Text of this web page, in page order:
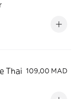
Thai 109,00 MAD